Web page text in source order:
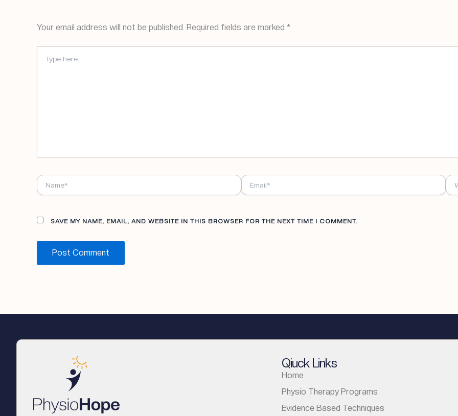
Your email address will not be published. Required fields are marked *
HERE..
NAME* EMAIL*
SAVE MY NAME, EMAIL, AND WEBSITE IN THIS BROWSER FOR THE NEXT TIME I COMMENT.
Qiuck Links
Home
Physio Therapy Programs
Evidence Based Techniques